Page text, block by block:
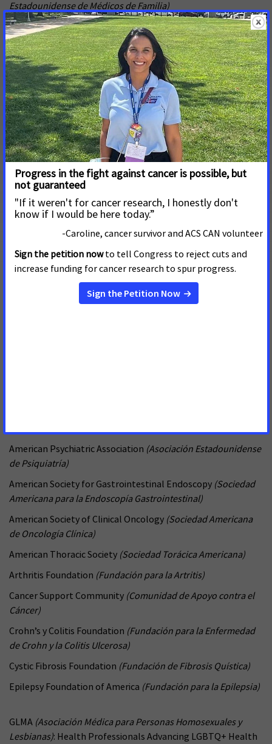
Estadounidense de Médicos de Familia)
American Academy of Ophthalmology(Academia Americana
de Oftalmología)
American Academy of Pediatrics(Academia Estadounidense
de Pediatría)
Sociedad Americana Contra el Cáncer
Red de Acción Contra el Cáncer de la Sociedad Americana
Contra el Cáncer
American College of Chest Physicians(Colegio
Estadounidense de Médicos del Tórax)
American College of Obstetricians and Gynecologists
(Colegio Americano de Obstetras y Ginecólogos)
American College of Occupational and Environmental
(Colegio Americano de Medicina Ocupacional y
Ambiental)
American College of Physicians(Colegio Americano de
American Kidney Fund(Fondo Estadounidense para
American Psychiatric Association (Asociación Estadounidense
de Psiquiatría)
American Society for Gastrointestinal Endoscopy (Sociedad
Americana para la Endoscopía Gastrointestinal)
American Society of Clinical Oncology (Sociedad Americana
de Oncología Clínica)
American Thoracic Society (Sociedad Torácica Americana)
Arthritis Foundation (Fundación para la Artritis)
Cancer Support Community (Comunidad de Apoyo contra el
Cáncer)
Crohn’s y Colitis Foundation (Fundación para la Enfermedad
de Crohn y la Colitis Ulcerosa)
Cystic Fibrosis Foundation (Fundación de Fibrosis Quística)
Epilepsy Foundation of America (Fundación para la Epilepsia)
GLMA (Asociación Médica para Personas Homosexuales y
Lesbianas): Health Professionals Advancing LGBTQ+ Health